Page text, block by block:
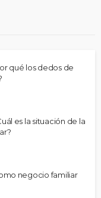
qué los dedos de
es la situación de la
negocio familiar